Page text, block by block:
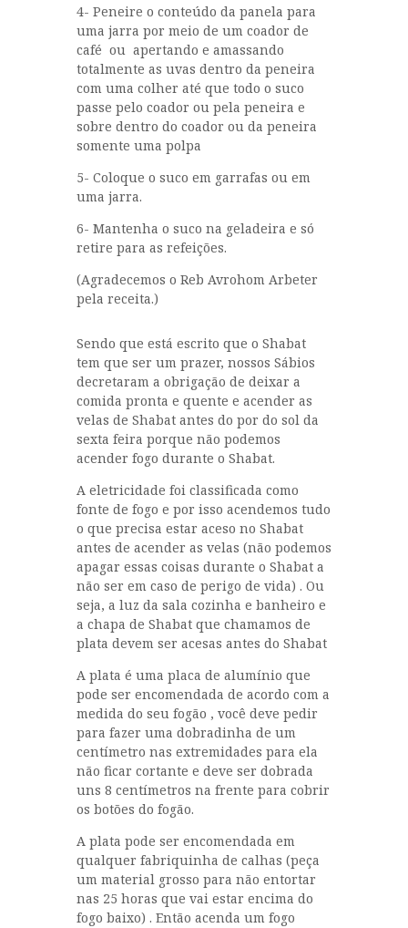
4- Peneire o conteúdo da panela para
uma jarra por meio de um coador de
café ou apertando e amassando
totalmente as uvas dentro da peneira
com uma colher até que todo o suco
passe pelo coador ou pela peneira e
sobre dentro do coador ou da peneira
somente uma polpa
5- Coloque o suco em garrafas ou em
uma jarra.
6- Mantenha o suco na geladeira e só
retire para as refeições.
(Agradecemos o Reb Avrohom Arbeter
pela receita.)
Sendo que está escrito que o Shabat
tem que ser um prazer, nossos Sábios
decretaram a obrigação de deixar a
comida pronta e quente e acender as
velas de Shabat antes do por do sol da
sexta feira porque não podemos
acender fogo durante o Shabat.
A eletricidade foi classificada como
fonte de fogo e por isso acendemos tudo
o que precisa estar aceso no Shabat
antes de acender as velas (não podemos
apagar essas coisas durante o Shabat a
não ser em caso de perigo de vida) . Ou
seja, a luz da sala cozinha e banheiro e
a chapa de Shabat que chamamos de
plata devem ser acesas antes do Shabat
A plata é uma placa de alumínio que
pode ser encomendada de acordo com a
medida do seu fogão , você deve pedir
para fazer uma dobradinha de um
centímetro nas extremidades para ela
não ficar cortante e deve ser dobrada
uns 8 centímetros na frente para cobrir
os botões do fogão.
A plata pode ser encomendada em
qualquer fabriquinha de calhas (peça
um material grosso para não entortar
nas 25 horas que vai estar encima do
fogo baixo) . Então acenda um fogo